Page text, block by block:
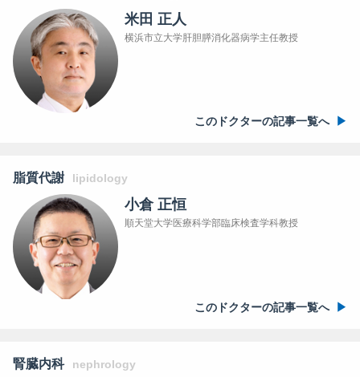
米田 正人
横浜市立大学肝胆膵消化器病学主任教授
このドクターの記事一覧へ
脂質代謝 lipidology
小倉 正恒
順天堂大学医療科学部臨床検査学科教授
このドクターの記事一覧へ
腎臓内科 nephrology